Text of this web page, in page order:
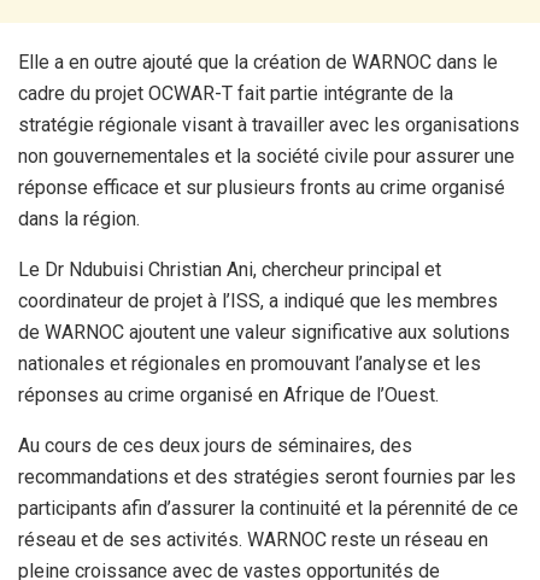
Elle a en outre ajouté que la création de WARNOC dans le
cadre du projet OCWAR-T fait partie intégrante de la
stratégie régionale visant à travailler avec les organisations
non gouvernementales et la société civile pour assurer une
réponse efficace et sur plusieurs fronts au crime organisé
dans la région.
Le Dr Ndubuisi Christian Ani, chercheur principal et
coordinateur de projet à l’ISS, a indiqué que les membres
de WARNOC ajoutent une valeur significative aux solutions
nationales et régionales en promouvant l’analyse et les
réponses au crime organisé en Afrique de l’Ouest.
Au cours de ces deux jours de séminaires, des
recommandations et des stratégies seront fournies par les
participants afin d’assurer la continuité et la pérennité de ce
réseau et de ses activités. WARNOC reste un réseau en
pleine croissance avec de vastes opportunités de